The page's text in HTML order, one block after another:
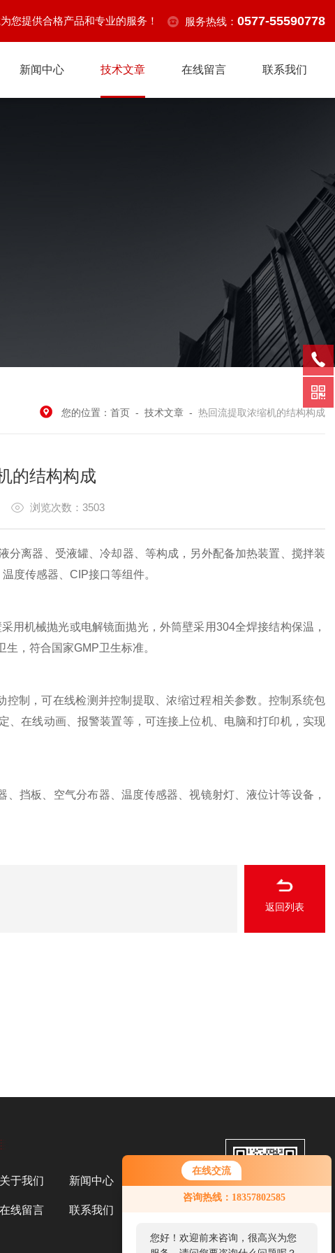
在线交流
咨询热线：18357802585
您好！欢迎前来咨询，很高兴为您
您提供合格产品和专业的服务！ 服务热线： 0577-55590778
新闻中心 技术文章 在线留言 联系我们
您的位置： 首页 - 技术文章 - 热回流提取浓缩机的结构构成
的结构构成
浏览次数：3503
离器、受液罐、冷却器、等构成，另外配备加热装置、搅拌装
度传感器、CIP接口等组件。
机械抛光或电解镜面抛光，外筒壁采用304全焊接结构保温，
，符合国家GMP卫生标准。
制，可在线检测并控制提取、浓缩过程相关参数。控制系统包
、在线动画、报警装置等，可连接上位机、电脑和打印机，实现
板、空气分布器、温度传感器、视镜射灯、液位计等设备，
返回列表
关于我们 新闻中心
在线留言 联系我们